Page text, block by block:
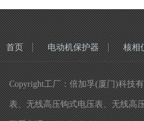
首页 电动机保护器 核相
Copyright工厂：倍加孚(厦门)科技
表、无线高压钩式电压表、无线高